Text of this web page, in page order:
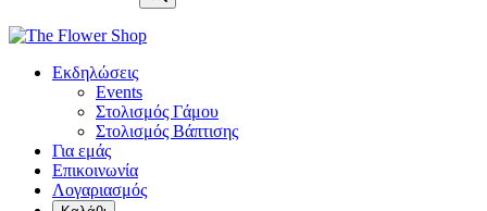
Εκδηλώσεις
Events
Στολισμός Γάμου
Στολισμός Βάπτισης
Για εμάς
Επικοινωνία
Λογαριασμός